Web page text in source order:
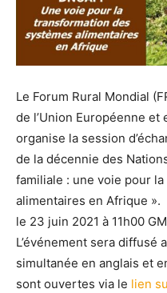
Le Forum Rural Mondial
de l’Union Européenne et
organise la session
de la décennie des
familiale : une voie pour
alimentaires en Afrique ».
le 23 juin 2021 à 11h00
L’événement sera diffusé
simultanée en anglais et
sont ouvertes via le lien